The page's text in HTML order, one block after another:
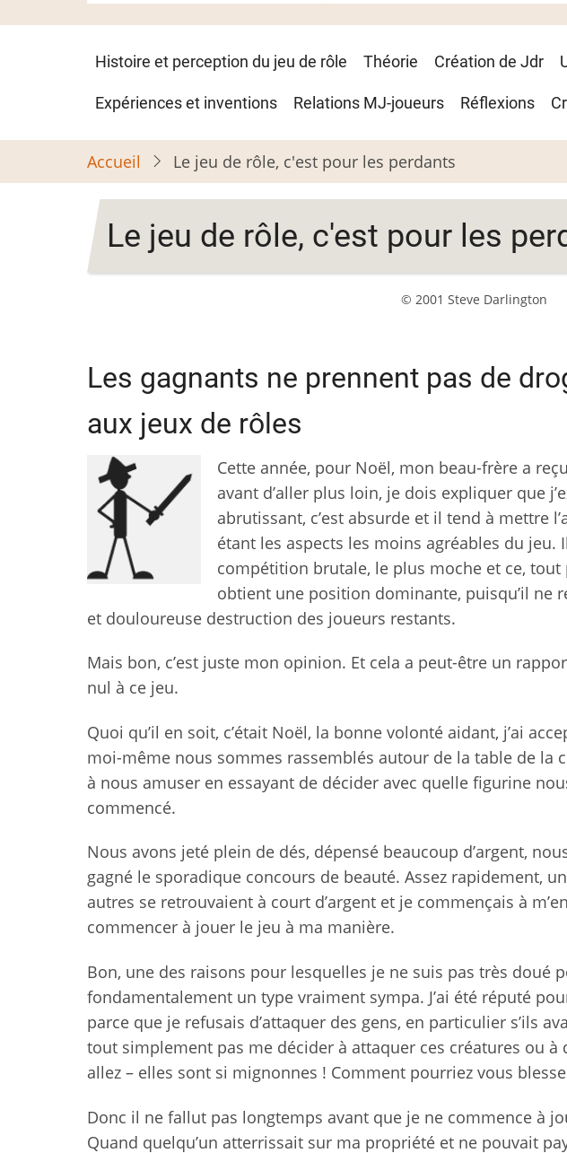
Navigation
principale
Histoire et perception du jeu de rôle Théorie Création de Jdr
Expériences et inventions Relations MJ-joueurs Réflexions
Accueil Le jeu de rôle, c'est pour les perdants
Le jeu de rôle, c'est pour les
© 2001 Steve Darlington
Les gagnants ne prennent pas de
aux jeux de rôles
Cette année, pour Noël, mon beau-frère a
avant d’aller plus loin, je dois expliquer que
abrutissant, c’est absurde et il tend à mettre
étant les aspects les moins agréables du jeu.
compétition brutale, le plus moche et ce,
obtient une position dominante, puisqu’il ne
et douloureuse destruction des joueurs restants.
Mais bon, c’est juste mon opinion. Et cela a peut-être un
nul à ce jeu.
Quoi qu’il en soit, c’était Noël, la bonne volonté aidant, j’ai
moi-même nous sommes rassemblés autour de la table de la
à nous amuser en essayant de décider avec quelle figurine
commencé.
Nous avons jeté plein de dés, dépensé beaucoup d’argent,
gagné le sporadique concours de beauté. Assez rapidement,
autres se retrouvaient à court d’argent et je commençais à
commencer à jouer le jeu à ma manière.
Bon, une des raisons pour lesquelles je ne suis pas très doué
fondamentalement un type vraiment sympa. J’ai été réputé
parce que je refusais d’attaquer des gens, en particulier s’ils
tout simplement pas me décider à attaquer ces créatures ou à
allez – elles sont si mignonnes ! Comment pourriez vous
Donc il ne fallut pas longtemps avant que je ne commence à
Quand quelqu’un atterrissait sur ma propriété et ne pouvait